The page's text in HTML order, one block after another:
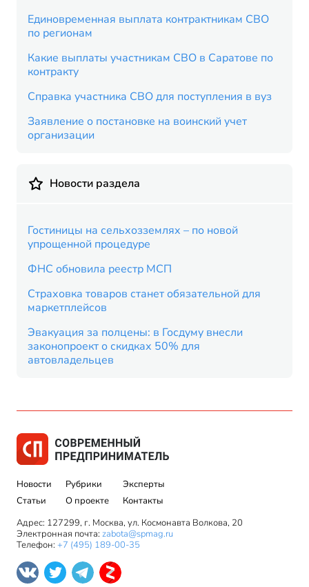
Единовременная выплата контрактникам СВО
по регионам
Какие выплаты участникам СВО в Саратове по
контракту
Справка участника СВО для поступления в вуз
Заявление о постановке на воинский учет
организации
Новости раздела
Гостиницы на сельхозземлях – по новой
упрощенной процедуре
ФНС обновила реестр МСП
Страховка товаров станет обязательной для
маркетплейсов
Эвакуация за полцены: в Госдуму внесли
законопроект о скидках 50% для
автовладельцев
Новости
Статьи
Рубрики
О проекте
Эксперты
Контакты
Адрес: 127299, г. Москва, ул. Космонавта Волкова, 20
Электронная почта: zabota@spmag.ru
Телефон: +7 (495) 189-00-35